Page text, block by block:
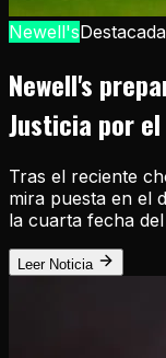
Newell'sDestacada
Newell's
Justicia por
Tras el reciente
mira puesta en el
la cuarta fecha
Leer Noticia